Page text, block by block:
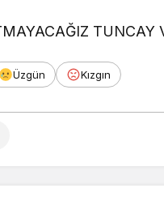
TUNCAY
Üzgün Kızgın